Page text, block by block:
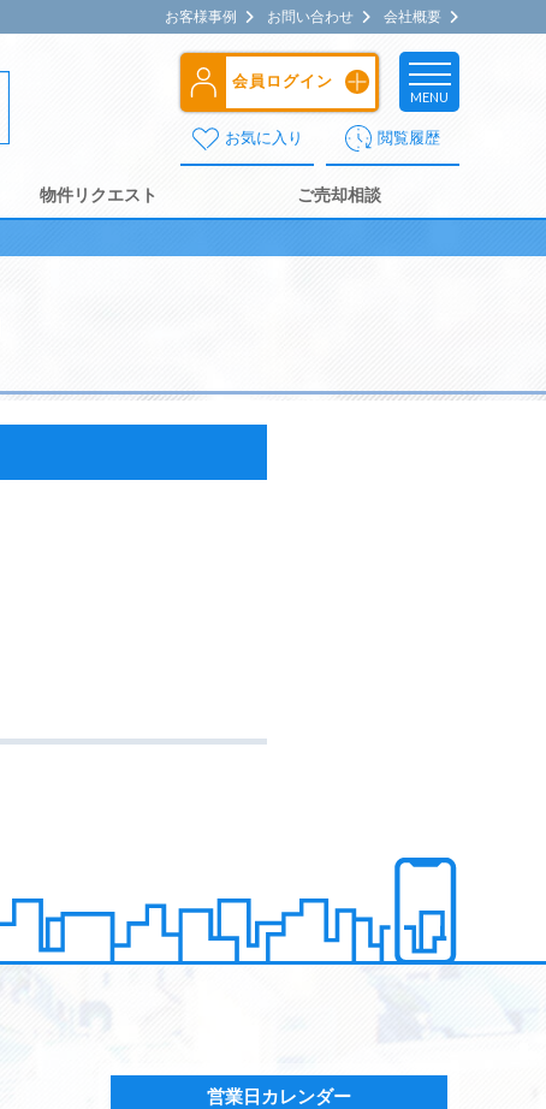
お客様事例 お問い合わせ 会社概要
会員ログイン
MENU
お気に入り 閲覧履歴
物件リクエスト ご売却相談
営業日カレンダー